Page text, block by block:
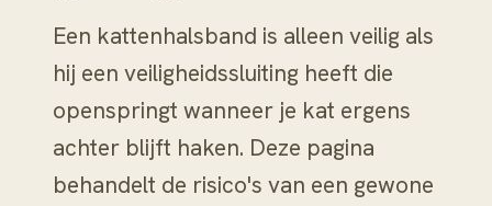
Een kattenhalsband is alleen veilig als
hij een veiligheidssluiting heeft die
openspringt wanneer je kat ergens
achter blijft haken. Deze pagina
behandelt de risico's van een gewone